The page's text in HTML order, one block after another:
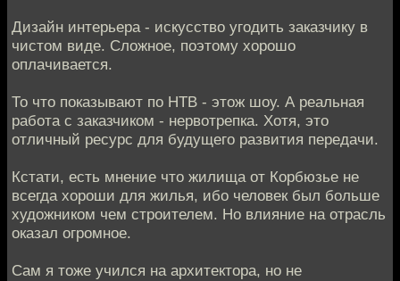
Дизайн интерьера - искусство угодить заказчику в
чистом виде. Сложное, поэтому хорошо
оплачивается.
То что показывают по НТВ - этож шоу. А реальная
работа с заказчиком - нервотрепка. Хотя, это
отличный ресурс для будущего развития передачи.
Кстати, есть мнение что жилища от Корбюзье не
всегда хороши для жилья, ибо человек был больше
художником чем строителем. Но влияние на отрасль
оказал огромное.
Сам я тоже учился на архитектора, но не